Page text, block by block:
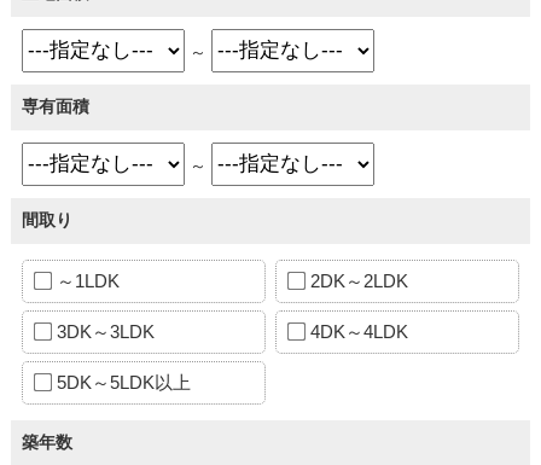
～
専有面積
～
間取り
～1LDK 2DK～2LDK
3DK～3LDK 4DK～4LDK
5DK～5LDK以上
築年数